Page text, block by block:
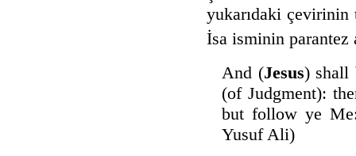
yukarıdaki
İsa isminin parantez
And (Jesus) shall
(of Judgment):
but follow ye
Yusuf Ali)